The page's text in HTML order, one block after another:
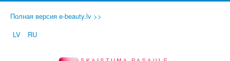
Полная версия e-beauty.lv >>
LV
RU